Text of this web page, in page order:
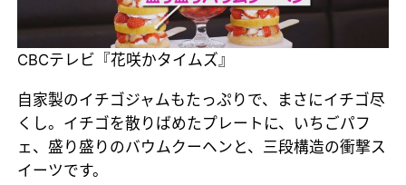
CBCテレビ『花咲かタイムズ』
自家製のイチゴジャムもたっぷりで、まさにイチゴ尽
くし。イチゴを散りばめたプレートに、いちごパフ
ェ、盛り盛りのバウムクーヘンと、三段構造の衝撃ス
イーツです。